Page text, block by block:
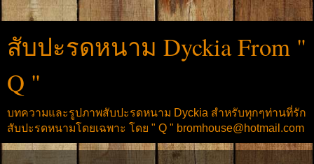
สับปะรดหนาม Dyckia From "
Q "
บทความและรูปภาพสับปะรดหนาม Dyckia สำหรับทุกๆท่านที่รัก
สับปะรดหนามโดยเฉพาะ โดย " Q " bromhouse@hotmail.com